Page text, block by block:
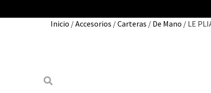
Inicio /Accesorios /Carteras / De Mano / LE